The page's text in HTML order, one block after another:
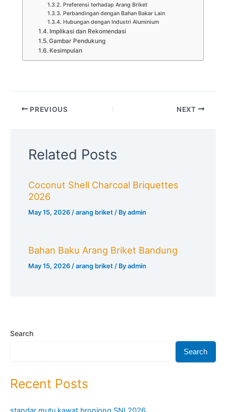
Preferensi terhadap Arang Briket
Perbandingan dengan Bahan Bakar Lain
Hubungan dengan Industri Aluminium
Implikasi dan Rekomendasi
Gambar Pendukung
Kesimpulan
PREVIOUS NEXT
Related Posts
Coconut Shell Charcoal Briquettes
2026
May 15, 2026/arang briket / Byadmin
Bahan Baku Arang Briket Bandung
May 15, 2026/arang briket / Byadmin
Search
Search
Recent Posts